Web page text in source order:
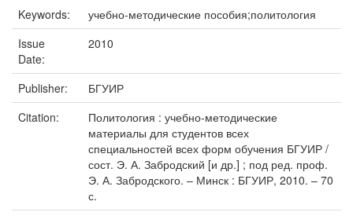
Keywords:
учебно-методические пособия;политология
Issue
Date:
2010
Publisher:
БГУИР
Citation:
Политология : учебно-методические
материалы для студентов всех
специальностей всех форм обучения БГУИР /
сост. Э. А. Забродский [и др.] ; под ред. проф.
Э. А. Забродского. – Минск : БГУИР, 2010. – 70
с.